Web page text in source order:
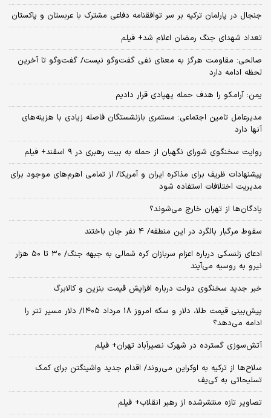
جنجال در پارلمان ترکیه بر سر توافقنامه دفاعی مشترک با عربستان و پاکستان
تعداد شهدای جنگ رمضان اعلام شد+ فیلم
صالحی: مقاومت هرگز به معنای نفی گفت‌وگو نیست/ گفت‌وگو تا آخرین
لحظه ادامه دارد
یمن: آرامکو را هدف حمله پهپادی قرار دادیم
مدیرعامل تامین اجتماعی: مستمری بازنشستگان فاصله زیادی با هزینه‌های
آنها دارد
روایت سخنگوی شورای نگهبان از حمله به بیت رهبری در ۹ اسفند+ فیلم
پیشنهادات ظریف برای مذاکره ایران و آمریکا/ از تمامی اهرم‌های موجود برای
مدیریت اختلافات استفاده شود
پادگان‌ها از تهران خارج می‌شوند؟
سقوط مرگبار بالگرد در این منطقه/ 4 نفر جان باختند
ادعای زلنسکی درباره اعزام سربازان کره شمالی به جبهه جنگ/ ۳۰ تا ۵۰ هزار
نیرو به روسیه می‌آیند
خبر جدید سخنگوی دولت درباره افزایش قیمت بنزین و کالابرگ
پیش‌بینی قیمت طلا، دلار و سکه امروز 18 مرداد ۱۴۰۵/ دلار مسیر تتر را
ادامه می‌دهد؟
آتش‌سوزی گسترده در شهرک نصیرآباد تهران+ فیلم
سلاح‌ها از ترکیه به اوکراین می‌روند/ اقدام جدید واشینگتن برای کمک
تسلیحاتی به کی‌یف
تصاویر تازه منتشرشده از رهبر انقلاب+ فیلم